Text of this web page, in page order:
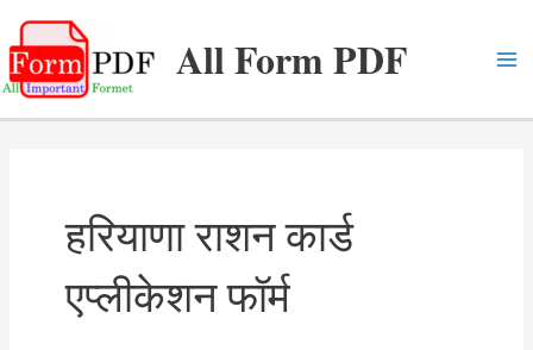
to
content
All Form PDF
हरियाणा राशन कार्ड
एप्लीकेशन फॉर्म